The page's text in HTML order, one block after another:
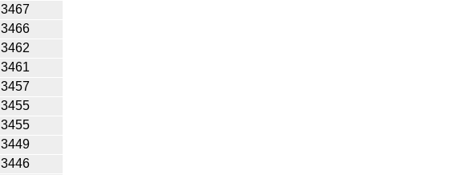
3467
3466
3462
3461
3457
3455
3455
3449
3446